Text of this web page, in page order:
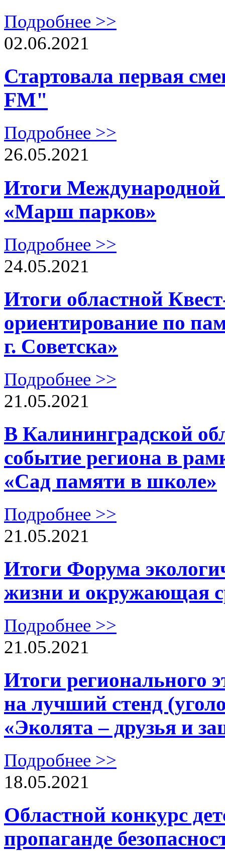
Подробнее >>
02.06.2021
Стартовала первая
FM"
Подробнее >>
26.05.2021
Итоги
«Марш парков»
Подробнее >>
24.05.2021
Итоги областной
ориентирование по
г. Советска»
Подробнее >>
21.05.2021
В Калининградской
событие региона в
«Сад памяти в школе»
Подробнее >>
21.05.2021
Итоги Форума
жизни и окружающая
Подробнее >>
21.05.2021
Итоги регионального
на лучший стенд
«Эколята – друзья и
Подробнее >>
18.05.2021
Областной конкурс
пропаганде